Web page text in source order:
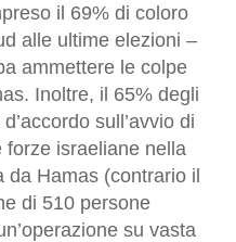
il 69% di coloro
alle ultime elezioni –
ammettere le colpe
Inoltre, il 65% degli
sull’avvio di
forze israeliane nella
da Hamas (contrario il
di 510 persone
su vasta